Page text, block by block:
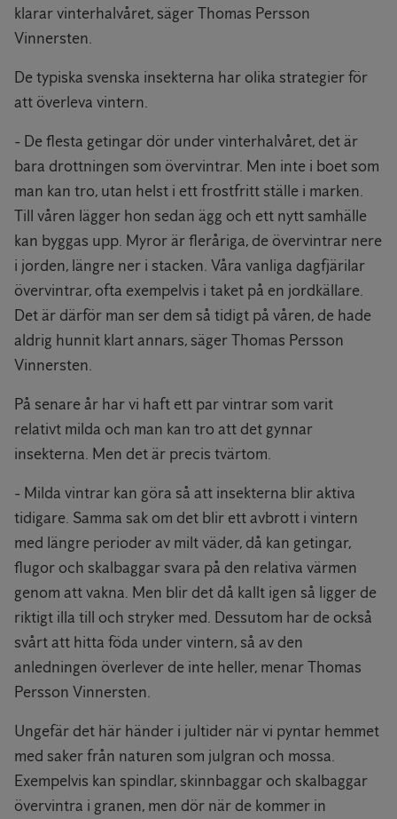
klarar vinterhalvåret, säger Thomas Persson
Vinnersten.
De typiska svenska insekterna har olika strategier för
att överleva vintern.
- De flesta getingar dör under vinterhalvåret, det är
bara drottningen som övervintrar. Men inte i boet som
man kan tro, utan helst i ett frostfritt ställe i marken.
Till våren lägger hon sedan ägg och ett nytt samhälle
kan byggas upp. Myror är fleråriga, de övervintrar nere
i jorden, längre ner i stacken. Våra vanliga dagfjärilar
övervintrar, ofta exempelvis i taket på en jordkällare.
Det är därför man ser dem så tidigt på våren, de hade
aldrig hunnit klart annars, säger Thomas Persson
Vinnersten.
På senare år har vi haft ett par vintrar som varit
relativt milda och man kan tro att det gynnar
insekterna. Men det är precis tvärtom.
- Milda vintrar kan göra så att insekterna blir aktiva
tidigare. Samma sak om det blir ett avbrott i vintern
med längre perioder av milt väder, då kan getingar,
flugor och skalbaggar svara på den relativa värmen
genom att vakna. Men blir det då kallt igen så ligger de
riktigt illa till och stryker med. Dessutom har de också
svårt att hitta föda under vintern, så av den
anledningen överlever de inte heller, menar Thomas
Persson Vinnersten.
Ungefär det här händer i jultider när vi pyntar hemmet
med saker från naturen som julgran och mossa.
Exempelvis kan spindlar, skinnbaggar och skalbaggar
övervintra i granen, men dör när de kommer in